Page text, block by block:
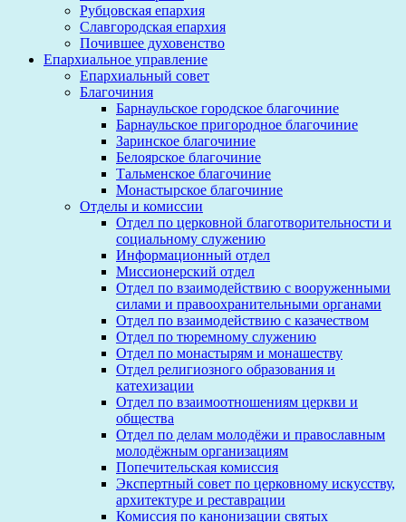
Рубцовская епархия
Славгородская епархия
Почившее духовенство
Епархиальное управление
Епархиальный совет
Благочиния
Барнаульское городское благочиние
Барнаульское пригородное благочиние
Заринское благочиние
Белоярское благочиние
Тальменское благочиние
Монастырское благочиние
Отделы и комиссии
Отдел по церковной благотворительности и
социальному служению
Информационный отдел
Миссионерский отдел
Отдел по взаимодействию с вооруженными
силами и правоохранительными органами
Отдел по взаимодействию с казачеством
Отдел по тюремному служению
Отдел по монастырям и монашеству
Отдел религиозного образования и
катехизации
Отдел по взаимоотношениям церкви и
общества
Отдел по делам молодёжи и православным
молодёжным организациям
Попечительская комиссия
Экспертный совет по церковному искусству,
архитектуре и реставрации
Комиссия по канонизации святых